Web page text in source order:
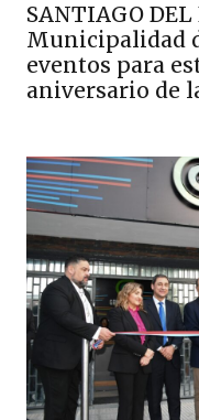
SANTIAGO DEL
Municipalidad
eventos para
aniversario de